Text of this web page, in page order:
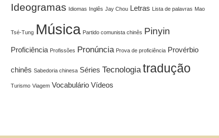
Ideogramas Idiomas Inglês Jay Chou Letras Lista de palavras Mao
Tsé-Tung Música Partido comunista chinês Pinyin
Proficiência Profissões Pronúncia Prova de proficiência Provérbio
chinês Sabedoria chinesa Séries Tecnologia tradução
Turismo Viagem Vocabulário Vídeos